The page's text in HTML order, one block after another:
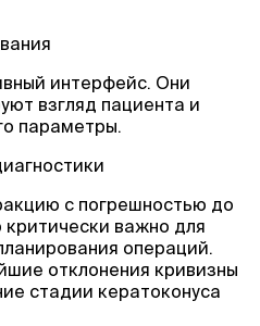
интерфейс. Они
взгляд пациента и
параметры.
с погрешностью до
критически важно для
операций.
отклонения кривизны
стадии кератоконуса